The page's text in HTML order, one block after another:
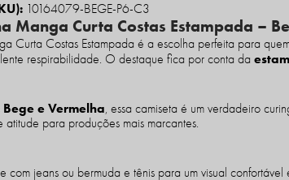
10164079-BEGE-P6-C3
Manga Curta Costas Estampada –
Curta Costas Estampada é a escolha perfeita para
respirabilidade. O destaque fica por conta da
e Vermelha, essa camiseta é um verdadeiro
para produções mais marcantes.
com jeans ou bermuda e tênis para um visual confortável